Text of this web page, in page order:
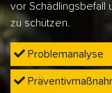
vor Schädlingsbefall
zu schützen.
Problemanalyse